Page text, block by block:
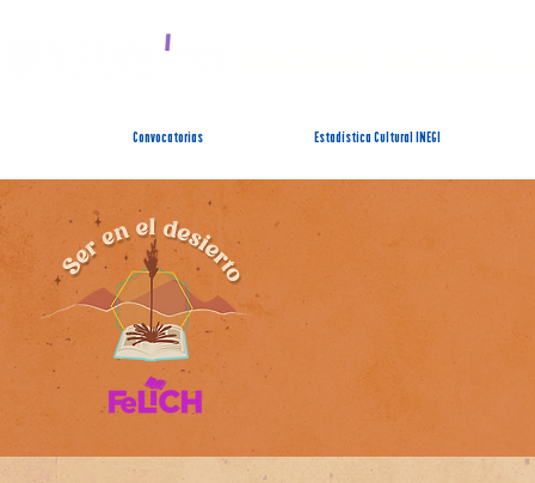
Convocatorias Estadística Cultural INEGI